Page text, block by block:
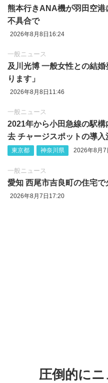
熊本行きANA機が羽田空
不具合で
2026年8月8日16:24
一般ニュース
及川光博 一般女性との結
ります」
2026年8月8日11:46
一般ニュース
2021年から小田急線の駅
去 チャージスポットの導入
東京都 神奈川県 2026年8月7
一般ニュース
愛知 西尾市吉良町の住宅
2026年8月7日17:20
圧倒的に